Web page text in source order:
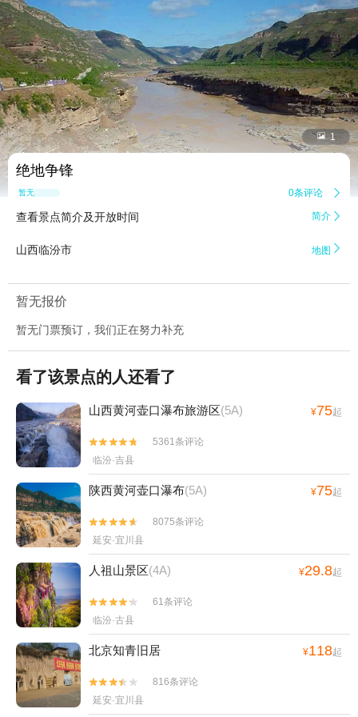
 1
绝地争锋
暂无点评 0条评论 
查看景点简介及开放时间 简介 
山西临汾市 地图 
暂无报价
暂无门票预订，我们正在努力补充
看了该景点的人还看了
山西黄河壶口瀑布旅游区(5A) ¥75起


5361条评论
临汾·吉县
陕西黄河壶口瀑布(5A) ¥75起


8075条评论
延安·宜川县
人祖山景区(4A) ¥29.8起


61条评论
临汾·古县
北京知青旧居 ¥118起


816条评论
延安·宜川县
